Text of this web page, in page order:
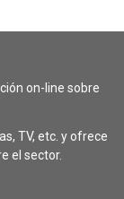
on-line sobre
TV, etc. y ofrece
el sector.